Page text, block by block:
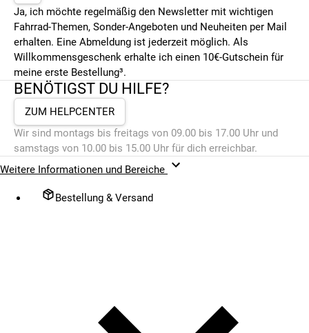
Ja, ich möchte regelmäßig den Newsletter mit wichtigen
Fahrrad-Themen, Sonder-Angeboten und Neuheiten per Mail
erhalten. Eine Abmeldung ist jederzeit möglich. Als
Willkommensgeschenk erhalte ich einen 10€-Gutschein für
meine erste Bestellung³.
BENÖTIGST DU HILFE?
ZUM HELPCENTER
Wir sind montags bis freitags von 09.00 bis 17.00 Uhr und
samstags von 10.00 bis 15.00 Uhr für dich erreichbar.
Weitere Informationen und Bereiche
Bestellung & Versand